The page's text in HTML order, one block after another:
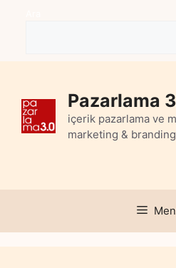
Pazarlama
içerik pazarlama ve
marketing & branding